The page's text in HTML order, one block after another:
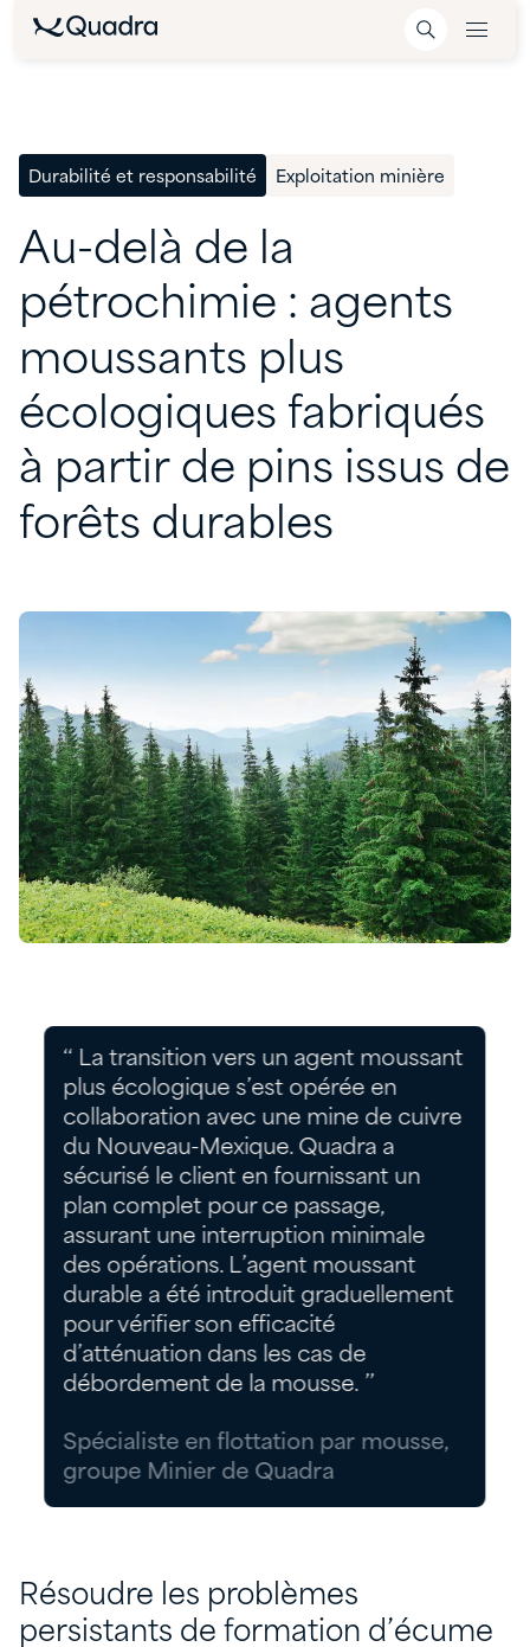
Durabilité et responsabilité Exploitation minière
Au-delà de la
pétrochimie : agents
moussants plus
écologiques fabriqués
à partir de pins issus de
forêts durables
‘‘ La transition vers un agent moussant
plus écologique s’est opérée en
collaboration avec une mine de cuivre
du Nouveau-Mexique. Quadra a
sécurisé le client en fournissant un
plan complet pour ce passage,
assurant une interruption minimale
des opérations. L’agent moussant
durable a été introduit graduellement
pour vérifier son efficacité
d’atténuation dans les cas de
débordement de la mousse. ’’
Spécialiste en flottation par mousse,
groupe Minier de Quadra
Résoudre les problèmes
persistants de formation d’écume